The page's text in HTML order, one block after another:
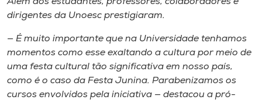
A+
A-
dirigentes da Unoesc prestigiaram.
— É muito importante que na Universidade tenhamos
momentos como esse exaltando a cultura por meio de
uma festa cultural tão significativa em nosso país,
como é o caso da Festa Junina. Parabenizamos os
cursos envolvidos pela iniciativa — destacou a pró-